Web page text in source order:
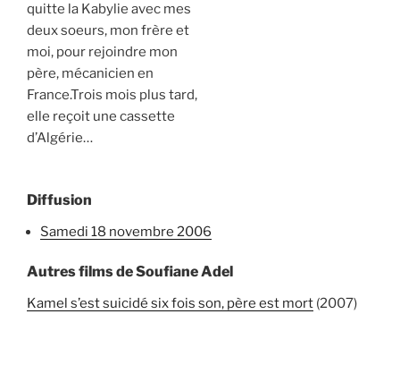
quitte la Kabylie avec mes
deux soeurs, mon frère et
moi, pour rejoindre mon
père, mécanicien en
France.Trois mois plus tard,
elle reçoit une cassette
d’Algérie…
Diffusion
samedi 18 novembre 2006
Autres films de Soufiane Adel
Kamel s’est suicidé six fois son, père est mort (2007)